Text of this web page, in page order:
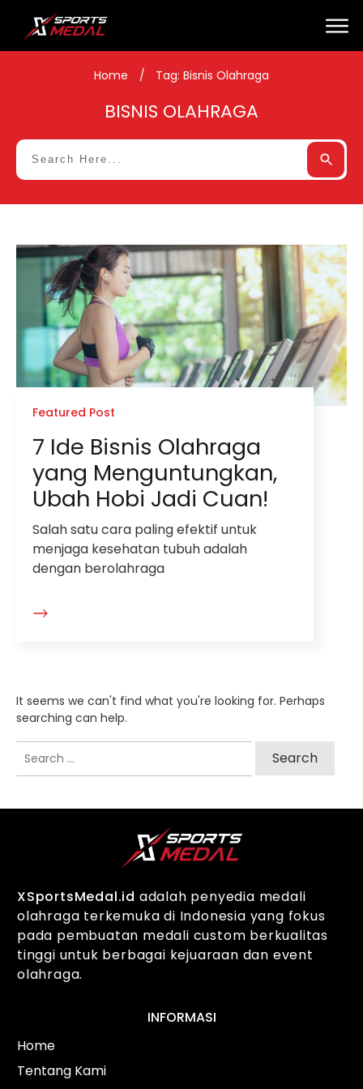
Home / Tag: Bisnis Olahraga
BISNIS OLAHRAGA
Featured Post
7 Ide Bisnis Olahraga
yang Menguntungkan,
Ubah Hobi Jadi Cuan!
Salah satu cara paling efektif untuk
menjaga kesehatan tubuh adalah
dengan berolahraga
It seems we can't find what you're looking for. Perhaps
searching can help.
Search
for:
XSportsMedal.id adalah penyedia medali
olahraga terkemuka di Indonesia yang fokus
pada pembuatan medali custom berkualitas
tinggi untuk berbagai kejuaraan dan event
olahraga.
INFORMASI
Home
Tentang Kami